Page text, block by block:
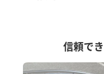
信頼で